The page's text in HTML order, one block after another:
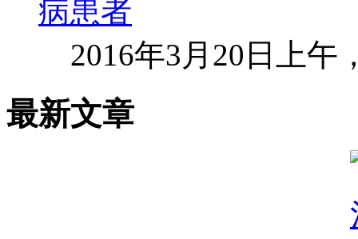
2016年3月20日上午
最新文章